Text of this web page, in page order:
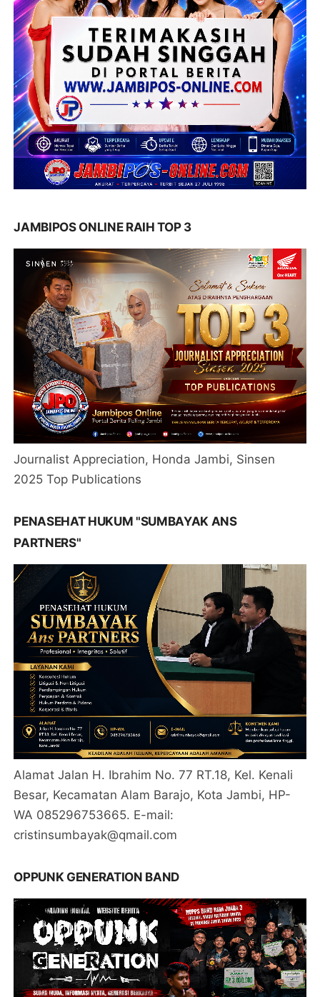
JAMBIPOS ONLINE RAIH TOP 3
Journalist Appreciation, Honda Jambi, Sinsen
2025 Top Publications
PENASEHAT HUKUM "SUMBAYAK ANS
PARTNERS"
Alamat Jalan H. Ibrahim No. 77 RT.18, Kel. Kenali
Besar, Kecamatan Alam Barajo, Kota Jambi, HP-
WA 085296753665. E-mail:
cristinsumbayak@qmail.com
OPPUNK GENERATION BAND